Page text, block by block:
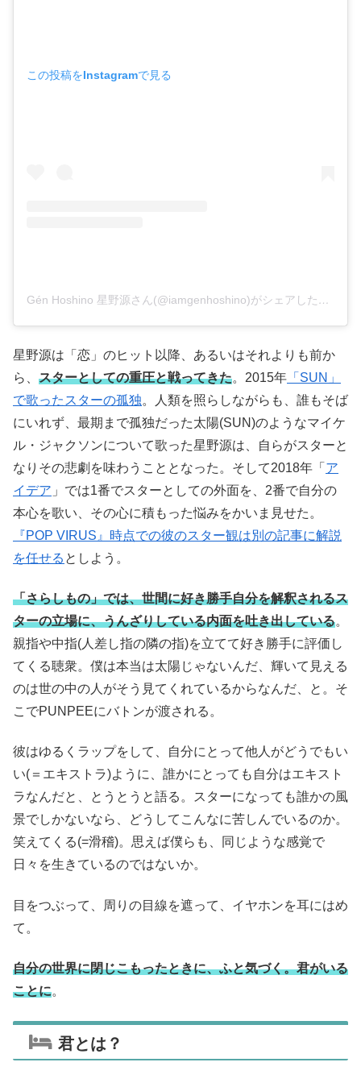
この投稿をInstagramで見る
Gén Hoshino 星野源さん(@iamgenhoshino)がシェアした投稿
星野源は「恋」のヒット以降、あるいはそれよりも前か
ら、 スターとしての重圧と戦ってきた。2015年 「SUN」
で歌ったスターの孤独。人類を照らしながらも、誰もそば
にいれず、最期まで孤独だった太陽(SUN)のようなマイケ
ル・ジャクソンについて歌った星野源は、自らがスターと
なりその悲劇を味わうこととなった。そして2018年「 ア
イデア 」では1番でスターとしての外面を、2番で自分の
本心を歌い、その心に積もった悩みをかいま見せた。
『POP VIRUS』時点での彼のスター観は別の記事に解説
を任せる としよう。
「さらしもの」では、世間に好き勝手自分を解釈されるス
ターの立場に、うんざりしている内面を吐き出している。
親指や中指(人差し指の隣の指)を立てて好き勝手に評価し
てくる聴衆。僕は本当は太陽じゃないんだ、輝いて見える
のは世の中の人がそう見てくれているからなんだ、と。そ
こでPUNPEEにバトンが渡される。
彼はゆるくラップをして、自分にとって他人がどうでもい
い(＝エキストラ)ように、誰かにとっても自分はエキスト
ラなんだと、とうとうと語る。スターになっても誰かの風
景でしかないなら、どうしてこんなに苦しんでいるのか。
笑えてくる(=滑稽)。思えば僕らも、同じような感覚で
日々を生きているのではないか。
目をつぶって、周りの目線を遮って、イヤホンを耳にはめ
て。
自分の世界に閉じこもったときに、ふと気づく。君がいる
ことに。
君とは？